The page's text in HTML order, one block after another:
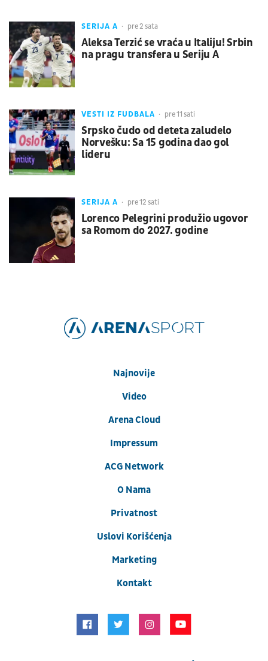
SERIJA A pre 2 sata
Aleksa Terzić se vraća u Italiju! Srbin
na pragu transfera u Seriju A
VESTI IZ FUDBALA pre 11 sati
Srpsko čudo od deteta zaludelo
Norvešku: Sa 15 godina dao gol
lideru
SERIJA A pre 12 sati
Lorenco Pelegrini produžio ugovor
sa Romom do 2027. godine
Najnovije
Video
Arena Cloud
Impressum
ACG Network
O Nama
Privatnost
Uslovi Korišćenja
Marketing
Kontakt